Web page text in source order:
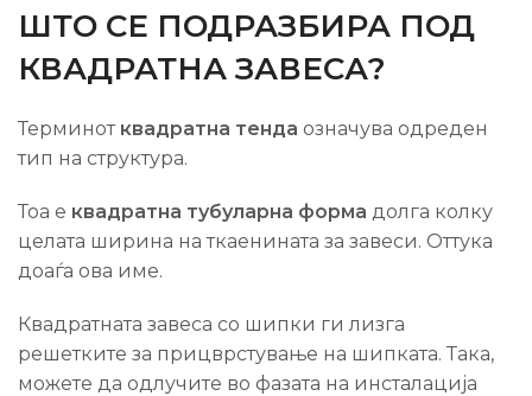
ШТО СЕ ПОДРАЗБИРА ПОД
КВАДРАТНА ЗАВЕСА?
Терминот квадратна тенда означува одреден
тип на структура.
Тоа е квадратна тубуларна форма долга колку
целата ширина на ткаенината за завеси. Оттука
доаѓа ова име.
Квадратната завеса со шипки ги лизга
решетките за прицврстување на шипката. Така,
можете да одлучите во фазата на инсталација